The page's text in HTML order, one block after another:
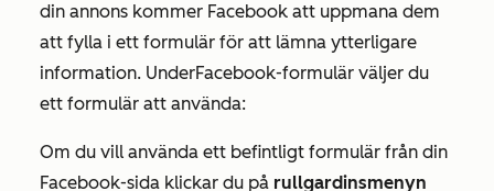
din annons kommer Facebook att uppmana dem
att fylla i ett formulär för att lämna ytterligare
information. UnderFacebook-formulär väljer du
ett formulär att använda:
Om du vill använda ett befintligt formulär från din
Facebook-sida klickar du på rullgardinsmenyn